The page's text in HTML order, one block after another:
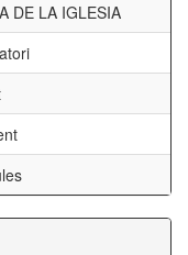
DE LA IGLESIA